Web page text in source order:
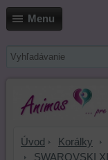
Menu
Úvod Korálky
SWAROVSKI